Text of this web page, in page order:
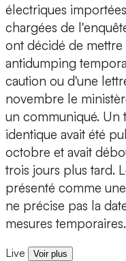
électriques
chargées de
ont décidé de mettre
antidumping
caution ou d'une
novembre le
un communiqué. Un
identique avait été
octobre et avait
trois jours plus tard.
présenté comme
ne précise pas la
mesures temporaires.
Live Voir plus